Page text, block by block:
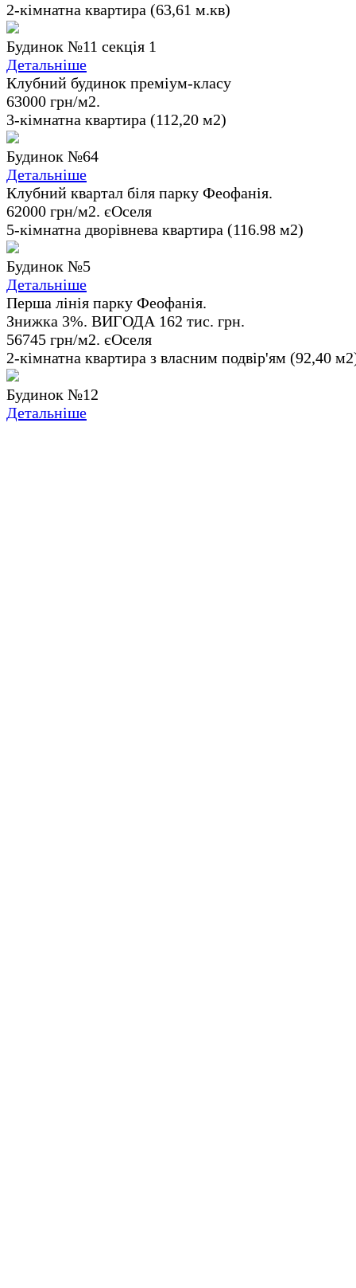
2-кімнатна квартира (63,61 м.кв)
Будинок №11 секція 1
Детальніше
Клубний будинок преміум-класу
63000 грн/м2.
3-кімнатна квартира (112,20 м2)
Будинок №64
Детальніше
Клубний квартал біля парку Феофанія.
62000 грн/м2. єОселя
5-кімнатна дворівнева квартира (116.98 м2)
Будинок №5
Детальніше
Перша лінія парку Феофанія.
Знижка 3%. ВИГОДА 162 тис. грн.
56745 грн/м2. єОселя
2-кімнатна квартира з власним подвір'ям (92,40
Будинок №12
Детальніше